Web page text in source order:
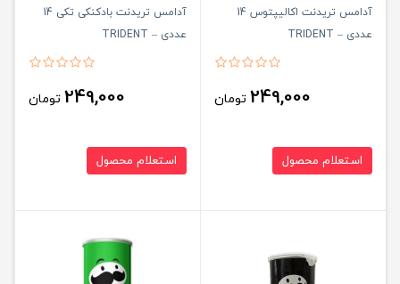
آدامس تریدنت اکالیپتوس 14
عددی – TRIDENT
249,000 تومان
استعلام محصول
آدامس تریدنت بادکنکی تکی 14
عددی – TRIDENT
249,000 تومان
استعلام محصول